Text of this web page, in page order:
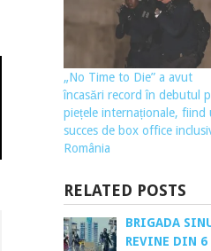
„No Time to Die” a avut
încasări record în debutul
piețele internaționale, fiind
succes de box office
România
RELATED POSTS
BRIGADA
REVINE DIN